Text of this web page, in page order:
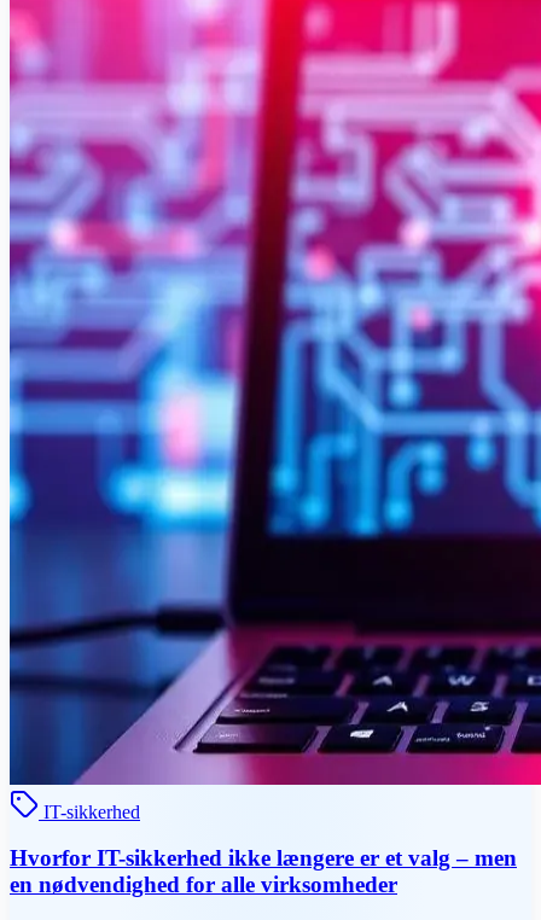
IT-sikkerhed
Hvorfor IT-sikkerhed ikke længere er et valg – men
en nødvendighed for alle virksomheder